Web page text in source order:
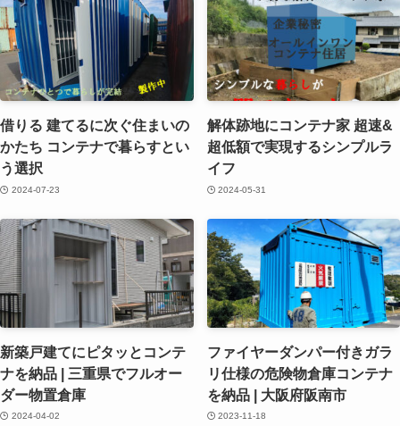
借りる 建てるに次ぐ住まいの
かたち コンテナで暮らすとい
う選択
2024-07-23
解体跡地にコンテナ家 超速&
超低額で実現するシンプルラ
イフ
2024-05-31
新築戸建てにピタッとコンテ
ナを納品 | 三重県でフルオー
ダー物置倉庫
2024-04-02
ファイヤーダンパー付きガラ
リ仕様の危険物倉庫コンテナ
を納品 | 大阪府阪南市
2023-11-18